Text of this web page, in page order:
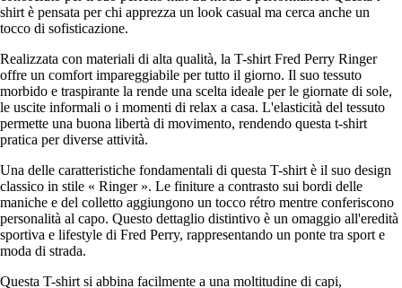
shirt è pensata per chi apprezza un look casual ma cerca anche un
tocco di sofisticazione.
Realizzata con materiali di alta qualità, la T-shirt Fred Perry Ringer
offre un comfort impareggiabile per tutto il giorno. Il suo tessuto
morbido e traspirante la rende una scelta ideale per le giornate di sole,
le uscite informali o i momenti di relax a casa. L'elasticità del tessuto
permette una buona libertà di movimento, rendendo questa t-shirt
pratica per diverse attività.
Una delle caratteristiche fondamentali di questa T-shirt è il suo design
classico in stile « Ringer ». Le finiture a contrasto sui bordi delle
maniche e del colletto aggiungono un tocco rétro mentre conferiscono
personalità al capo. Questo dettaglio distintivo è un omaggio all'eredità
sportiva e lifestyle di Fred Perry, rappresentando un ponte tra sport e
moda di strada.
Questa T-shirt si abbina facilmente a una moltitudine di capi,